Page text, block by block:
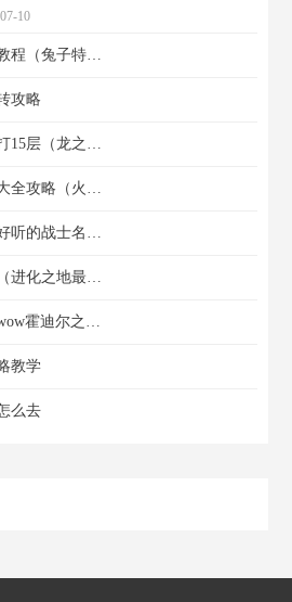
10
兔子特工手游攻略教程（兔子特工队）
攻略
龙之谷怎么样才能打15层（龙之谷怎么样才能打15层地图）
火影忍者热斗游戏大全攻略（火影忍者热斗游戏大全攻略图）
好听的战士名字（好听的战士名字女生）
进化之地最后攻略（进化之地最后攻略图文）
霍迪尔之子坐骑（wow霍迪尔之子任务线）
教学
么去